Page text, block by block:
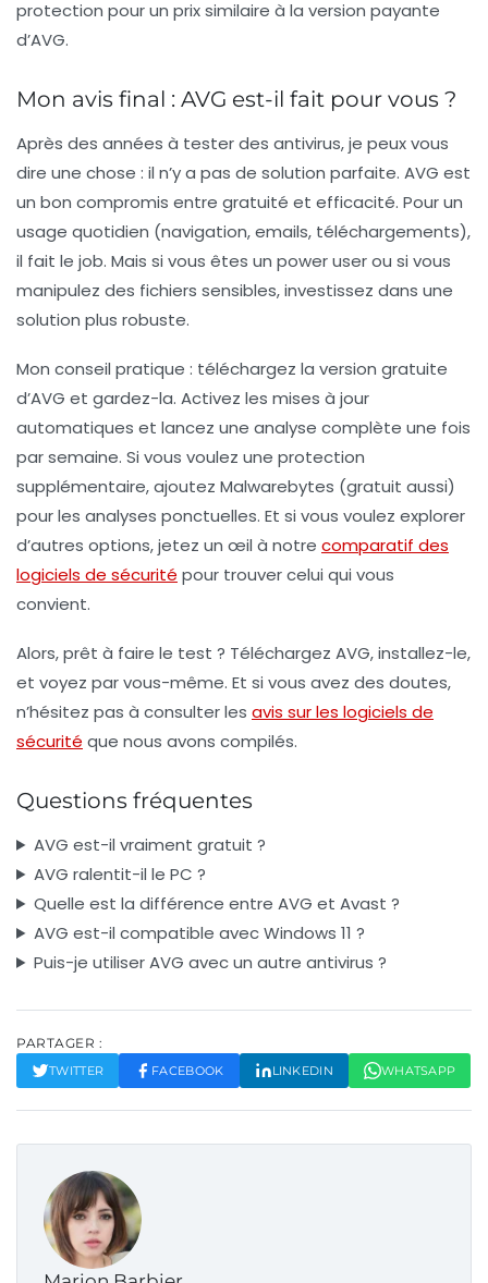
protection pour un prix similaire à la version payante
d’AVG.
Mon avis final : AVG est-il fait pour vous ?
Après des années à tester des antivirus, je peux vous
dire une chose : il n’y a pas de solution parfaite. AVG est
un bon compromis entre gratuité et efficacité. Pour un
usage quotidien (navigation, emails, téléchargements),
il fait le job. Mais si vous êtes un power user ou si vous
manipulez des fichiers sensibles, investissez dans une
solution plus robuste.
Mon conseil pratique : téléchargez la version gratuite
d’AVG et gardez-la. Activez les mises à jour
automatiques et lancez une analyse complète une fois
par semaine. Si vous voulez une protection
supplémentaire, ajoutez Malwarebytes (gratuit aussi)
pour les analyses ponctuelles. Et si vous voulez explorer
d’autres options, jetez un œil à notre comparatif des
logiciels de sécurité pour trouver celui qui vous
convient.
Alors, prêt à faire le test ? Téléchargez AVG, installez-le,
et voyez par vous-même. Et si vous avez des doutes,
n’hésitez pas à consulter les avis sur les logiciels de
sécurité que nous avons compilés.
Questions fréquentes
AVG est-il vraiment gratuit ?
AVG ralentit-il le PC ?
Quelle est la différence entre AVG et Avast ?
AVG est-il compatible avec Windows 11 ?
Puis-je utiliser AVG avec un autre antivirus ?
PARTAGER :
TWITTER FACEBOOK LINKEDIN WHATSAPP